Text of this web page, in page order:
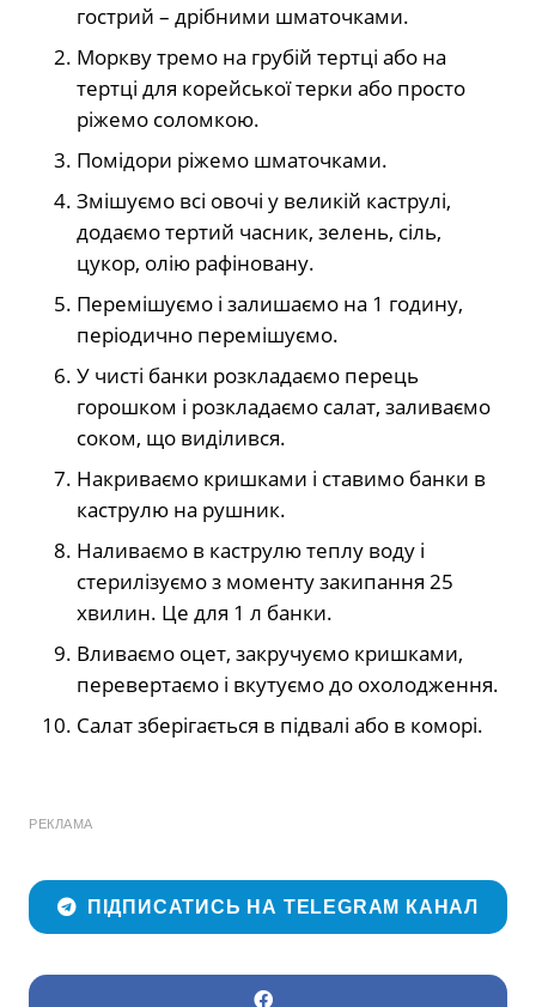
гострий – дрібними шматочками.
Моркву тремо на грубій тертці або на
тертці для корейської терки або просто
ріжемо соломкою.
Помідори ріжемо шматочками.
Змішуємо всі овочі у великій каструлі,
додаємо тертий часник, зелень, сіль,
цукор, олію рафіновану.
Перемішуємо і залишаємо на 1 годину,
періодично перемішуємо.
У чисті банки розкладаємо перець
горошком і розкладаємо салат, заливаємо
соком, що виділився.
Накриваємо кришками і ставимо банки в
каструлю на рушник.
Наливаємо в каструлю теплу воду і
стерилізуємо з моменту закипання 25
хвилин. Це для 1 л банки.
Вливаємо оцет, закручуємо кришками,
перевертаємо і вкутуємо до охолодження.
Салат зберігається в підвалі або в коморі.
РЕКЛАМА
ПІДПИСАТИСЬ НА TELEGRAM КАНАЛ